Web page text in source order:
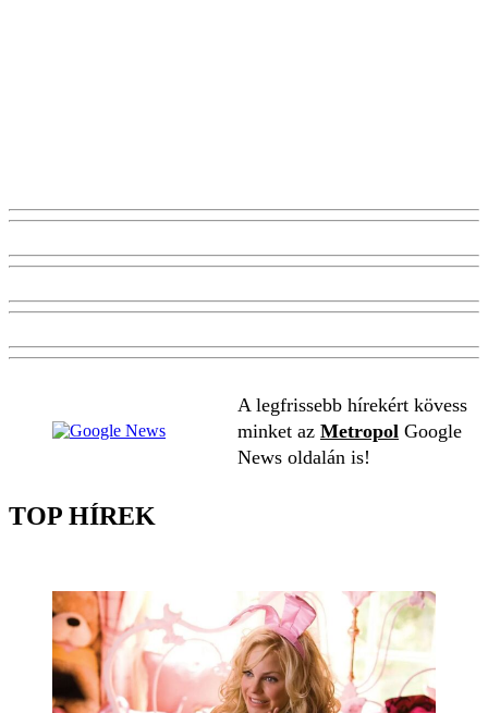
A legfrissebb hírekért kövess
minket az Metropol Google
News oldalán is!
TOP HÍREK